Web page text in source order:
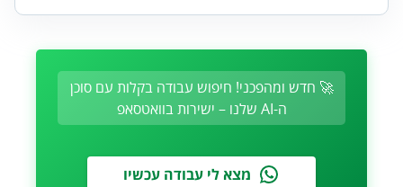
🚀 חדש ומהפכני! חיפוש עבודה בקלות עם סוכן
ה-AI שלנו – ישירות בוואטסאפ
מצא לי עבודה עכשיו